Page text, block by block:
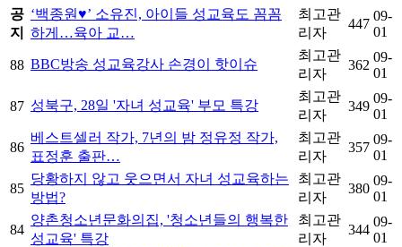
공
지
‘백종원♥’ 소유진, 아이들 성교육도 꼼꼼
하게…육아 교…
최고관
리자
447
09-
01
88 BBC방송 성교육강사 손경이 핫이슈
최고관
리자
362
09-
01
87 성북구, 28일 '자녀 성교육' 부모 특강
최고관
리자
349
09-
01
86
베스트셀러 작가, 7년의 밤 정유정 작가,
표정훈 출판…
최고관
리자
357
09-
01
85
당황하지 않고 웃으면서 자녀 성교육하는
방법?
최고관
리자
380
09-
01
84
양촌청소년문화의집, '청소년들의 행복한
성교육' 특강
최고관
리자
344
09-
01